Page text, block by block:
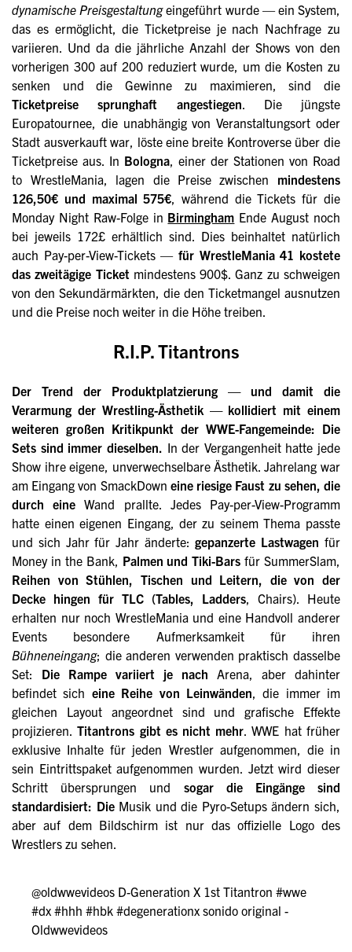
dynamische Preisgestaltungeingeführt wurde — ein System,
das es ermöglicht, die Ticketpreise je nach Nachfrage zu
variieren. Und da die jährliche Anzahl der Shows von den
vorherigen 300 auf 200 reduziert wurde, um die Kosten zu
senken und die Gewinne zu maximieren, sind die
Ticketpreise sprunghaft angestiegen. Die jüngste
Europatournee, die unabhängig von Veranstaltungsort oder
Stadt ausverkauft war, löste eine breite Kontroverse über die
Ticketpreise aus. In Bologna, einer der Stationen von Road
to WrestleMania, lagen die Preise zwischen mindestens
126,50€ und maximal 575€, während die Tickets für die
Monday Night Raw-Folge in Birmingham Ende August noch
bei jeweils 172£ erhältlich sind. Dies beinhaltet natürlich
auch Pay-per-View-Tickets — für WrestleMania 41 kostete
das zweitägige Ticket mindestens 900$. Ganz zu schweigen
von den Sekundärmärkten, die den Ticketmangel ausnutzen
und die Preise noch weiter in die Höhe treiben.
R.I.P. Titantrons
Der Trend der Produktplatzierung — und damit die
Verarmung der Wrestling-Ästhetik — kollidiert mit einem
weiteren großen Kritikpunkt der WWE-Fangemeinde: Die
Sets sind immer dieselben. In der Vergangenheit hatte jede
Show ihre eigene, unverwechselbare Ästhetik. Jahrelang war
am Eingang von SmackDown eine riesige Faust zu sehen, die
durch eine Wand prallte. Jedes Pay-per-View-Programm
hatte einen eigenen Eingang, der zu seinem Thema passte
und sich Jahr für Jahr änderte:gepanzerte Lastwagen für
Money in the Bank, Palmen und Tiki-Bars für SummerSlam,
Reihen von Stühlen, Tischen und Leitern, die von der
Decke hingen für TLC (Tables, Ladders, Chairs). Heute
erhalten nur noch WrestleMania und eine Handvoll anderer
Events besondere Aufmerksamkeit für ihren
Bühneneingang; die anderen verwenden praktisch dasselbe
Set: Die Rampe variiert je nach Arena, aber dahinter
befindet sich eine Reihe von Leinwänden, die immer im
gleichen Layout angeordnet sind und grafische Effekte
projizieren.Titantrons gibt es nicht mehr. WWE hat früher
exklusive Inhalte für jeden Wrestler aufgenommen, die in
sein Eintrittspaket aufgenommen wurden. Jetzt wird dieser
Schritt übersprungen und sogar die Eingänge sind
standardisiert: DieMusik und die Pyro-Setups ändern sich,
aber auf dem Bildschirm ist nur das offizielle Logo des
Wrestlers zu sehen.
@oldwwevideosD-Generation X 1st Titantron #wwe
#dx #hhh #hbk #degenerationx sonido original -
Oldwwevideos